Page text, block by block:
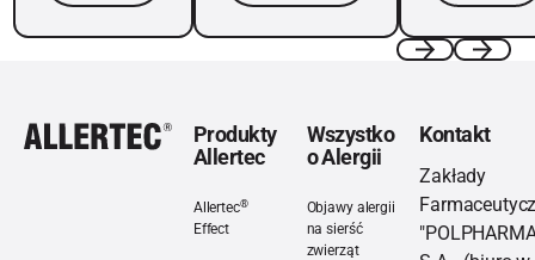
chorobą.
Polaków.
wiosennym i
rzeczywiście
pyłki roślin,
czasie, gdy
przyroda
Produkty
Allertec
Allertec®
Effect
Wszystko
o Alergii
Objawy alergii
na sierść
zwierząt
Kontakt
Zakłady